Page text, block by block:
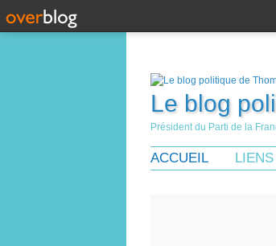
Le blog
Président du Parti de la
ACCUEIL LIENS